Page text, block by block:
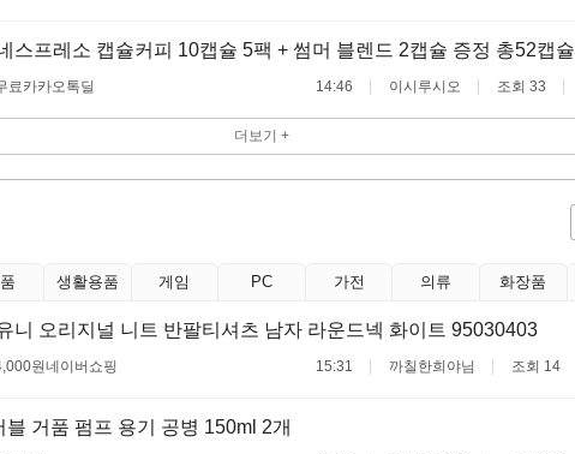
스프레소 캡슐커피 10캡슐 5팩 + 썸머 블렌드 2캡슐 증정 총52캡슐
료카카오톡딜 14:46 이시루시오 조회 33
더보기 +
생활용품 게임 PC 가전 의류 화장품
니 오리지널 니트 반팔티셔츠 남자 라운드넥 화이트 95030403
원네이버쇼핑 15:31 까칠한희야님 조회 14
블 거품 펌프 용기 공병 150ml 2개